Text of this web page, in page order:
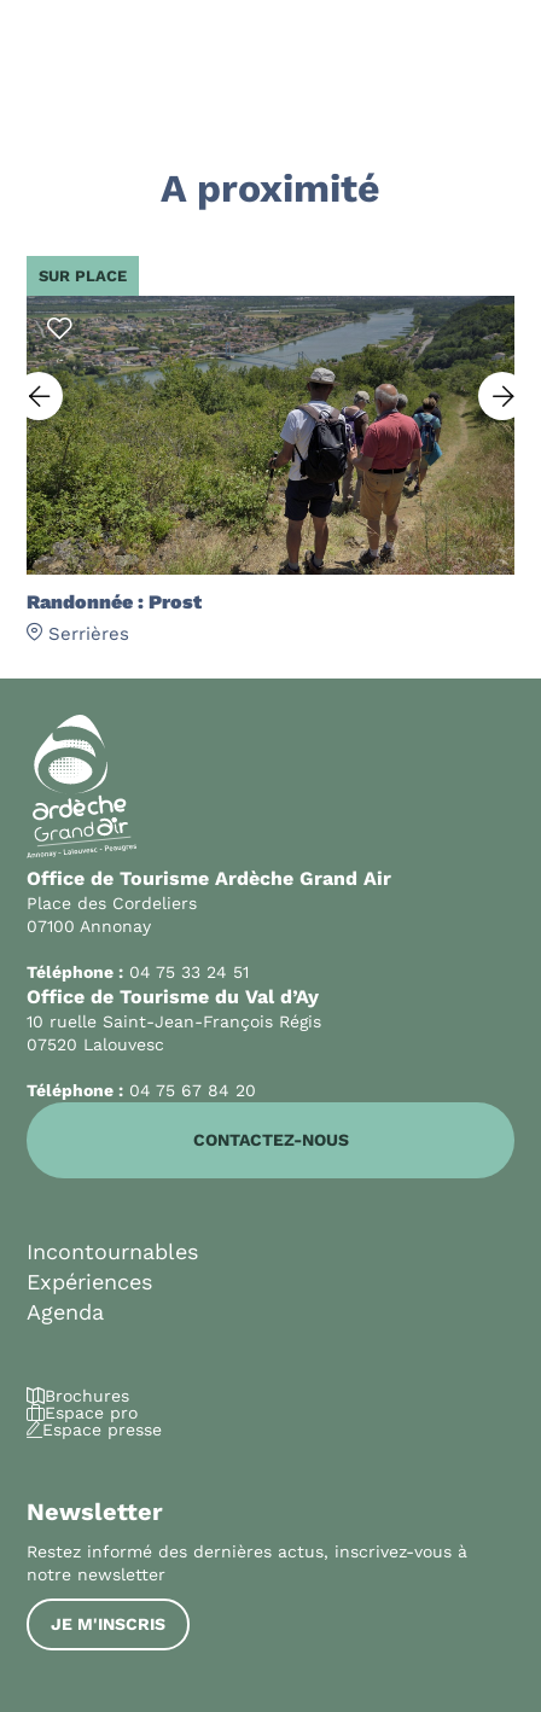
A proximité
Randonnée : Prost
Serrières
SUR PLACE
Office de Tourisme Ardèche Grand Air
Place des Cordeliers
07100 Annonay
Téléphone : 04 75 33 24 51
Office de Tourisme du Val d’Ay
10 ruelle Saint-Jean-François Régis
07520 Lalouvesc
Téléphone : 04 75 67 84 20
CONTACTEZ-NOUS
Incontournables
Expériences
Agenda
Brochures
Espace pro
Espace presse
Newsletter
Restez informé des dernières actus, inscrivez-vous à
notre newsletter
JE M'INSCRIS